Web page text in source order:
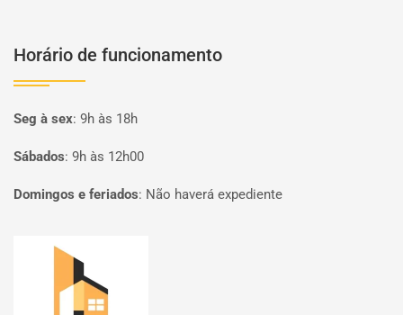
Horário de funcionamento
Seg à sex: 9h às 18h
Sábados: 9h às 12h00
Domingos e feriados: Não haverá expediente
Página inicial